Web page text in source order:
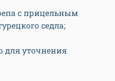
с прицельным
седла;
для уточнения